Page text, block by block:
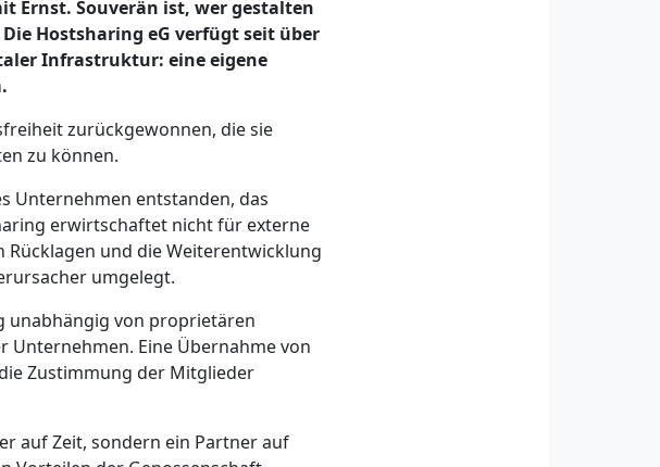
Ernst. Souverän ist, wer gestalten
Hostsharing eG verfügt seit über
Infrastruktur: eine eigene
zurückgewonnen, die sie
zu können.
Unternehmen entstanden, das
erwirtschaftet nicht für externe
und die Weiterentwicklung
umgelegt.
unabhängig von proprietären
Eine Übernahme von
Zustimmung der Mitglieder
auf Zeit, sondern ein Partner auf